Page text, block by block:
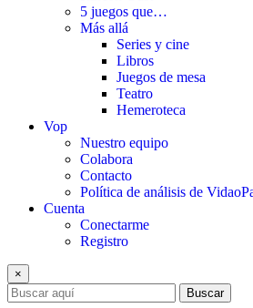
5 juegos que…
Más allá
Series y cine
Libros
Juegos de mesa
Teatro
Hemeroteca
Vop
Nuestro equipo
Colabora
Contacto
Política de análisis de
Cuenta
Conectarme
Registro
×
Buscar